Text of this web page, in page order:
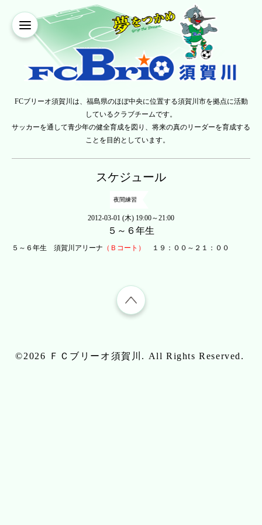
FCブリーオ須賀川は、福島県のほぼ中央に位置する須賀川市を拠点に活動
しているクラブチームです。
サッカーを通して青少年の健全育成を図り、将来の真のリーダーを育成する
ことを目的としています。
スケジュール
夜間練習
2012-03-01 (木) 19:00～21:00
５～６年生
５～６年生 須賀川アリーナ （Ｂコート） １９：００～２１：００
©2026 ＦＣブリーオ須賀川 . All Rights Reserved.